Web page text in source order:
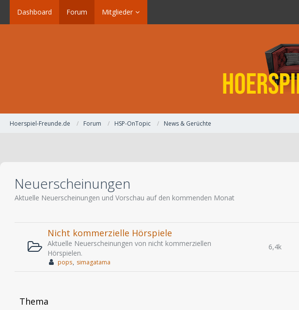
Dashboard Forum Mitglieder
Hoerspiel-Freunde.de Forum HSP-OnTopic News & Gerüchte
Neuerscheinungen
Aktuelle Neuerscheinungen und Vorschau auf den kommenden Monat
Nicht kommerzielle Hörspiele
Aktuelle Neuerscheinungen von nicht kommerziellen
Hörspielen.
pops simagatama
6,4k
Thema